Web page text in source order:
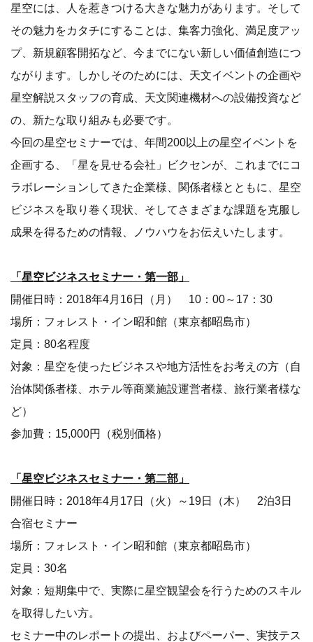
星空には、人を惹きつける大きな魅力があります。そして
その魅力をカタチにすることは、集客力強化、満足度アッ
プ、新規顧客開拓など、今までにない新しい価値創造につ
ながります。しかしそのためには、天文イベントの企画や
星空解説スタッフの育成、天文関連機材への設備投資など
の、新たな取り組みも必要です。
今回の星空セミナーでは、年間200以上の星空イベントを
企画する、「星を見せる会社」ビクセンが、これまでにコ
ラボレーションしてきた企業様、関係者様とともに、星空
ビジネスを取り巻く現状、そしてさまざまな課題を克服し
成果を得るための情報、ノウハウをお伝えいたします。
「星空ビジネスセミナー・第一部」
開催日時：2018年4月16日（月） 10：00～17：30
場所：フォレスト・イン昭和館（東京都昭島市）
定員：80名程度
対象：星空を使ったビジネスや地方活性をお考えの方（自
治体関係者様、ホテル等商業施設運営者様、旅行業者様な
ど）
参加費：15,000円（税別価格）
「星空ビジネスセミナー・第二部」
開催日時：2018年4月17日（火）～19日（木） 2泊3日
合宿セミナー
場所：フォレスト・イン昭和館（東京都昭島市）
定員：30名
対象：短期集中で、実際に星空観望会を行うためのスキル
を取得したい方。
セミナー中のレポートの提出、およびペーパー、実技テス